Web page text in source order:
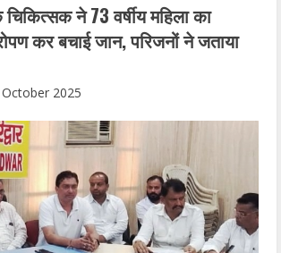
ने 73 वर्षीय महिला का
कर बचाई जान, परिजनों ने जताया
2025